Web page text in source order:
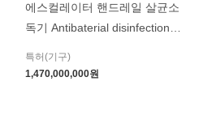
에스컬레이터 핸드레일 살균소
독기 Antibaterial disinfection
특허(기구)
1,470,000,000원